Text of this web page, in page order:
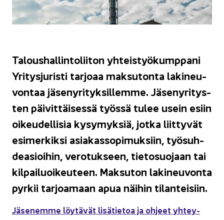
Ta­lous­hal­lin­to­lii­ton yh­teis­työ­kump­pa­ni
Yri­tys­ju­ris­ti tar­jo­aa mak­su­ton­ta la­ki­neu­
von­taa jä­se­ny­ri­tyk­sil­lem­me. Jä­se­ny­ri­tys­
ten päi­vit­täi­ses­sä työs­sä tulee usein esiin
oi­keu­del­li­sia ky­sy­myk­siä, jotka liit­ty­vät
esi­mer­kik­si asia­kas­so­pi­muk­siin, työ­suh­
de­asioi­hin, ve­ro­tuk­seen, tie­to­suo­jaan tai
kil­pai­luoi­keu­teen. Mak­su­ton la­ki­neu­von­ta
pyr­kii tar­joa­maan apua näi­hin ti­lan­tei­siin.
Jä­se­nem­me löy­tä­vät li­sä­tie­toa ja oh­jeet yh­tey­